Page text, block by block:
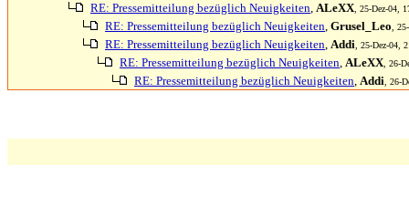
RE: Pressemitteilung bezüglich Neuigkeiten, ALeXX , 25-Dez-04,
RE: Pressemitteilung bezüglich Neuigkeiten, Grusel_Leo ,
RE: Pressemitteilung bezüglich Neuigkeiten, Addi , 25-Dez-04,
RE: Pressemitteilung bezüglich Neuigkeiten, ALeXX , 26-
RE: Pressemitteilung bezüglich Neuigkeiten, Addi , 26-